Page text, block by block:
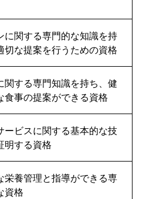
に関する専門的な知識を持
切な提案を行うための資格
関する専門知識を持ち、健
食事の提案ができる資格
ービスに関する基本的な技
明する資格
栄養管理と指導ができる専
資格